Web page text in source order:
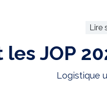
Lire
JOP
Logistique